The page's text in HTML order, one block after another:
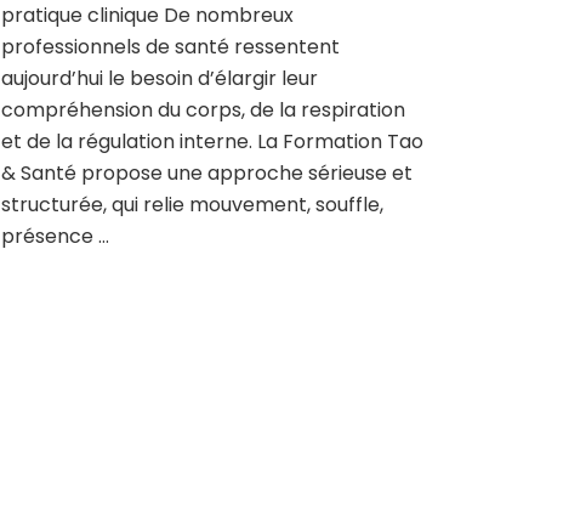
pratique clinique De nombreux
professionnels de santé ressentent
aujourd’hui le besoin d’élargir leur
compréhension du corps, de la respiration
et de la régulation interne. La Formation Tao
& Santé propose une approche sérieuse et
structurée, qui relie mouvement, souffle,
présence …